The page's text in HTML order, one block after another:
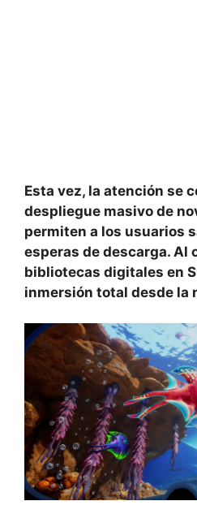
Esta vez, la atención se
despliegue masivo de
permiten a los usuarios
esperas de descarga. Al
bibliotecas digitales en
inmersión total desde la